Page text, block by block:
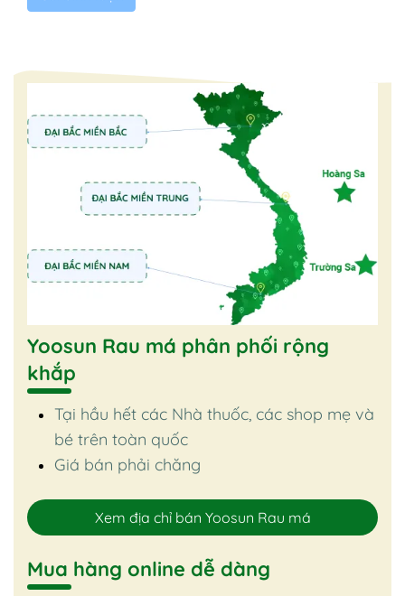
Yoosun Rau má phân phối rộng
khắp
Tại hầu hết các Nhà thuốc, các shop mẹ và
bé trên toàn quốc
Giá bán phải chăng
Xem địa chỉ bán Yoosun Rau má
Mua hàng online dễ dàng